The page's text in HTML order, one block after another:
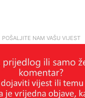
POŠALJITE NAM VAŠU VIJEST